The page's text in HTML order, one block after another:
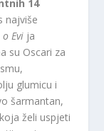
14
najviše
o Evi ja
su Oscari za
glumicu i
šarmantan,
želi uspjeti